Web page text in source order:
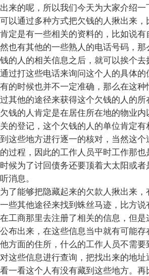
出来的呢，所以我们今天为大家介绍一
可以通过多种方式把欠钱的人揪出来，
肯定是有一些相关的资料的，比如说有
然也有其他的一些熟人的电话号码，那
钱的人的相关信息之后，就可以挨个去
通过打这些电话来询问这个人的具体
有的时候也并不一定准确，那么在这种
过其他的途径来获得这个欠钱的人的所
欠钱的人肯定是在居住所在地的物业
关的登记，这个欠钱的人的单位肯定
到这些地方进行逐一的核对，当然这
的过程，因此的工作人员平时工作那
时候为了讨回债务还要顶着大太阳或
听消息。
为了能够把隐藏起来的欠款人揪出来
一些其他途径来找到蛛丝马迹，比方
在工商那里去注册了相关的信息，但
公布出来，在这些信息当中就有可能
他方面的住所，什么的工作人员不需
对这些信息进行查询，把找出来的地址
看一看这个人有没有藏到这些地方。再